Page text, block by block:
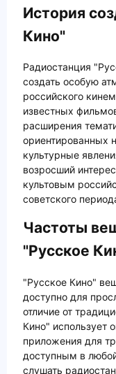
История
Кино"
Радиостанция
создать особую
российского
известных
расширения
ориентированных
культурные
возросший
культовым
советского
Частоты
"Русское
"Русское Кино"
доступно для
отличие от
Кино" использует
приложения для
доступным в
слушать